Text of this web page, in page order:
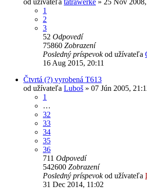
1
2
3
52 Odpovedí
75860 Zobrazení
Posledný príspevokod užívateľa
16 Aug 2015, 20:11
Čtvrtá (?) vyrobená T613
od užívateľa Luboš » 07 Jún 2005,
1
…
32
33
34
35
36
711 Odpovedí
542600 Zobrazení
Posledný príspevokod užívateľa
31 Dec 2014, 11:02